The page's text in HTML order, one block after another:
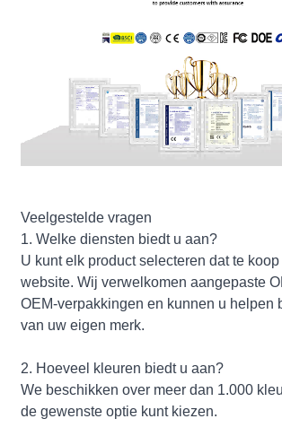
Veelgestelde vragen
1. Welke diensten biedt u aan?
U kunt elk product selecteren dat te
website. Wij verwelkomen aangepaste
OEM-verpakkingen en kunnen u helpen
van uw eigen merk.
2. Hoeveel kleuren biedt u aan?
We beschikken over meer dan 1.000
de gewenste optie kunt kiezen.